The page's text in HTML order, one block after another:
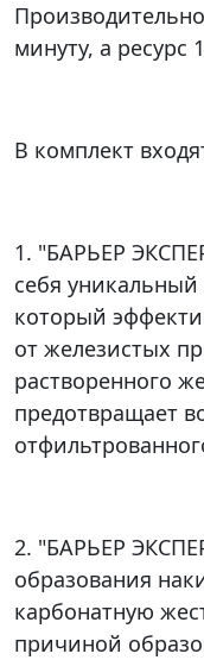
минуту, а ресурс
В комплект
1. "БАРЬЕР
себя
который
от железистых
растворенного
предотвращает
2. "БАРЬЕР
образования
карбонатную
причиной